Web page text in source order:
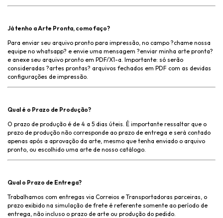
Já tenho a Arte Pronta, como faço?
Para enviar seu arquivo pronto para impressão, no campo ?chame nossa
equipe no whatsapp? e envie uma mensagem ?enviar minha arte pronta?
e anexe seu arquivo pronto em PDF/X1-a. Importante: só serão
consideradas ?artes prontas? arquivos fechados em PDF com as devidas
configurações de impressão.
Qual é o Prazo de Produção?
O prazo de produção é de 4 a 5 dias úteis. É importante ressaltar que o
prazo de produção não corresponde ao prazo de entrega e será contado
apenas após a aprovação da arte, mesmo que tenha enviado o arquivo
pronto, ou escolhido uma arte de nosso catálogo.
Qual o Prazo de Entrega?
Trabalhamos com entregas via Correios e Transportadoras parceiras, o
prazo exibido na simulação de frete é referente somente ao período de
entrega, não incluso o prazo de arte ou produção do pedido.